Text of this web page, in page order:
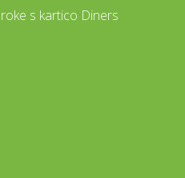
s kartico Diners